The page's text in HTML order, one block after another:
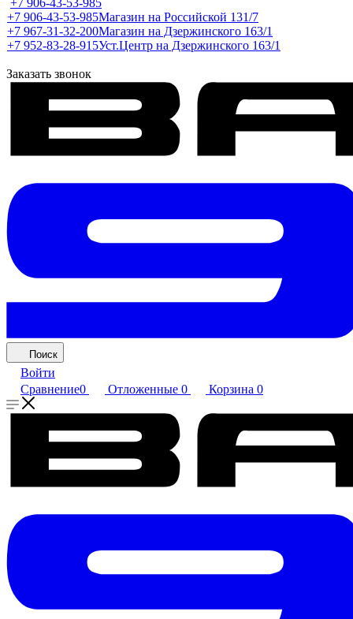
+7 906-43-53-985
+7 906-43-53-985Магазин на Российской 131/7
+7 967-31-32-200Магазин на Дзержинского 163/1
+7 952-83-28-915Уст.Центр на Дзержинского 163/1
Заказать звонок
Поиск
Войти
Сравнение0 Отложенные 0 Корзина 0